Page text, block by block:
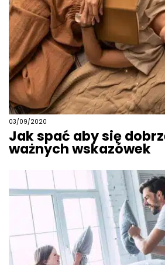
03/09/2020
Jak spać aby się
ważnych wskazówek